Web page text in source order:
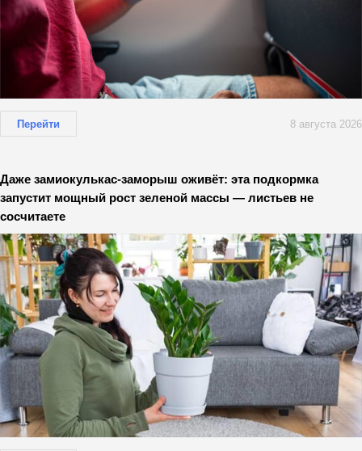
Перейти 8 августа 2026
Даже замиокулькас-заморыш оживёт: эта подкормка
запустит мощный рост зеленой массы — листьев не
сосчитаете